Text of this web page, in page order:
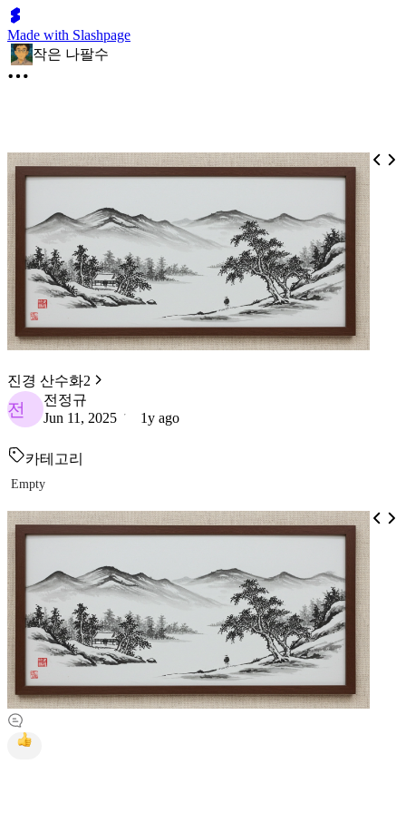
Made with Slashpage
작은 나팔수
진경 산수화2
전
전정규
Jun 11, 2025
1y ago
카테고리
Empty